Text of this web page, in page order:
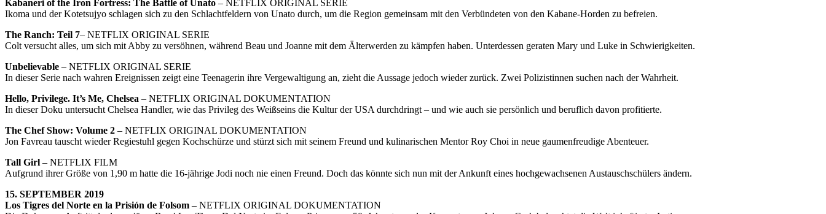
Kabaneri of the Iron Fortress: The Battle of Unato – NETFLIX ORIGINAL SERIE
Ikoma und der Kotetsujyo schlagen sich zu den Schlachtfeldern von Unato durch, um die Region gemeinsam mit den Verbündeten von den Kabane-Horden zu befreien.
The Ranch: Teil 7– NETFLIX ORIGINAL SERIE
Colt versucht alles, um sich mit Abby zu versöhnen, während Beau und Joanne mit dem Älterwerden zu kämpfen haben. Unterdessen geraten Mary und Luke in Schwierigkeiten.
Unbelievable – NETFLIX ORIGINAL SERIE
In dieser Serie nach wahren Ereignissen zeigt eine Teenagerin ihre Vergewaltigung an, zieht die Aussage jedoch wieder zurück. Zwei Polizistinnen suchen nach der Wahrheit.
Hello, Privilege. It’s Me, Chelsea – NETFLIX ORIGINAL DOKUMENTATION
In dieser Doku untersucht Chelsea Handler, wie das Privileg des Weißseins die Kultur der USA durchdringt – und wie auch sie persönlich und beruflich davon profitierte.
The Chef Show: Volume 2 – NETFLIX ORIGINAL DOKUMENTATION
Jon Favreau tauscht wieder Regiestuhl gegen Kochschürze und stürzt sich mit seinem Freund und kulinarischen Mentor Roy Choi in neue gaumenfreudige Abenteuer.
Tall Girl – NETFLIX FILM
Aufgrund ihrer Größe von 1,90 m hatte die 16-jährige Jodi noch nie einen Freund. Doch das könnte sich nun mit der Ankunft eines hochgewachsenen Austauschschülers ändern.
15. SEPTEMBER 2019
Los Tigres del Norte en la Prisión de Folsom – NETFLIX ORIGINAL DOKUMENTATION